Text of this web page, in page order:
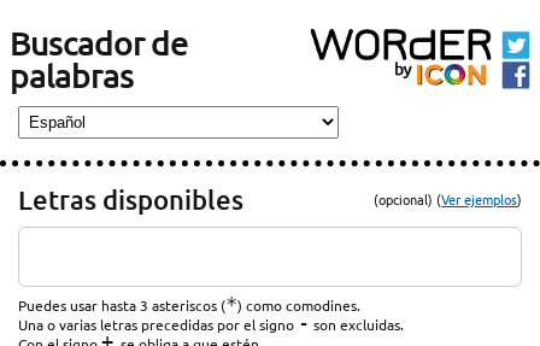
Buscador de
palabras
Letras disponibles (opcional) (Ver ejemplos)
Puedes usar hasta 3 asteriscos (*) como comodines.
Una o varias letras precedidas por el signo - son excluidas.